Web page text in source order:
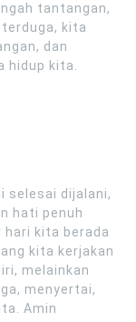
tantangan,
kita
dan
hidup kita.
selesai dijalani,
hati penuh
hari kita berada
kita kerjakan
melainkan
menyertai,
Amin